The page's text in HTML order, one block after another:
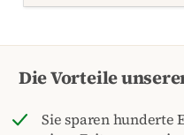
Die Vorteile
Sie sparen hunderte